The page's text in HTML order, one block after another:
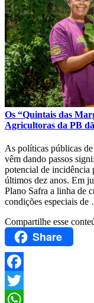
Os “Quintais das
Agricultoras da PB
As políticas públicas
vêm dando passos
potencial de incidência
últimos dez anos. Em
Plano Safra a linha de
condições especiais
Compartilhe esse
Share
Facebook
Twitter